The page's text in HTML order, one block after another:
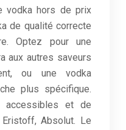
vodka hors de prix
de qualité correcte
Optez pour une
aux autres saveurs
ou une vodka
plus spécifique.
accessibles et de
Absolut. Le